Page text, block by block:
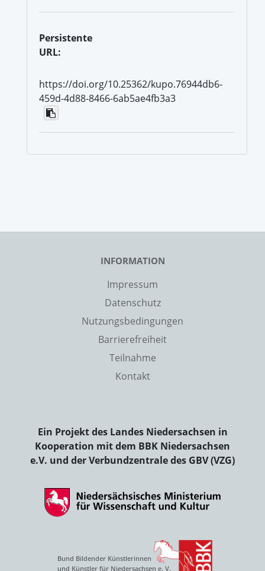
Persistente
URL:
https://doi.org/10.25362/kupo.76944db6-
459d-4d88-8466-6ab5ae4fb3a3
INFORMATION
Impressum
Datenschutz
Nutzungsbedingungen
Barrierefreiheit
Teilnahme
Kontakt
Ein Projekt des Landes Niedersachsen in
Kooperation mit dem BBK Niedersachsen
e.V. und der Verbundzentrale des GBV (VZG)
Bund Bildender Künstlerinnen
und Künstler für Niedersachsen e. V.